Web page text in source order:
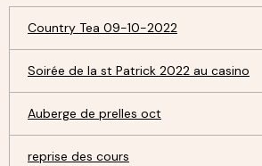
Country Tea 09-10-2022
Soirée de la st Patrick 2022 au casino
Auberge de prelles oct
reprise des cours